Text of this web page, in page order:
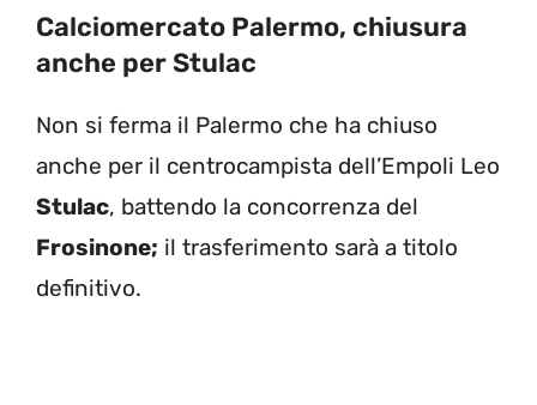
Calciomercato Palermo, chiusura
anche per Stulac
Non si ferma il Palermo che ha chiuso
anche per il centrocampista dell’Empoli Leo
Stulac, battendo la concorrenza del
Frosinone; il trasferimento sarà a titolo
definitivo.